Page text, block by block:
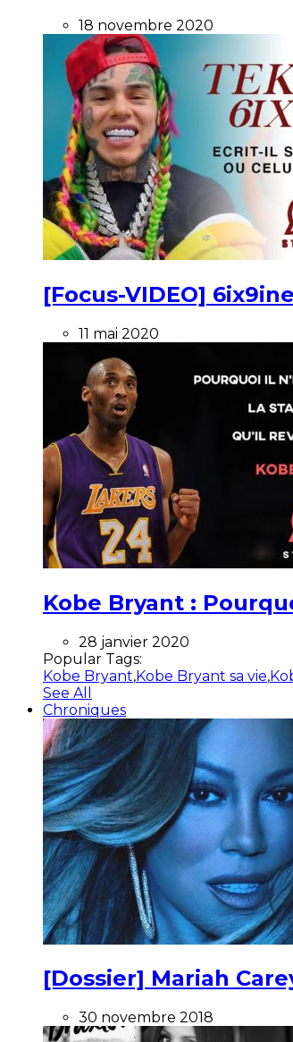
18 novembre 2020
[Focus-VIDEO]
11 mai 2020
Kobe Bryant :
28 janvier 2020
Popular Tags:
Kobe Bryant,Kobe Bryant sa vie,
See All
Chroniques
[Dossier] Mariah
30 novembre 2018